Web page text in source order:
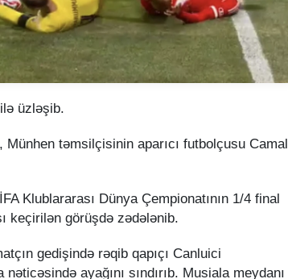
üzləşib.
təmsilçisinin aparıcı futbolçusu Camal
Klublararası Dünya Çempionatının 1/4 final
keçirilən görüşdə zədələnib.
gedişində rəqib qapıçı Canluici
ayağını sındırıb. Musiala meydanı